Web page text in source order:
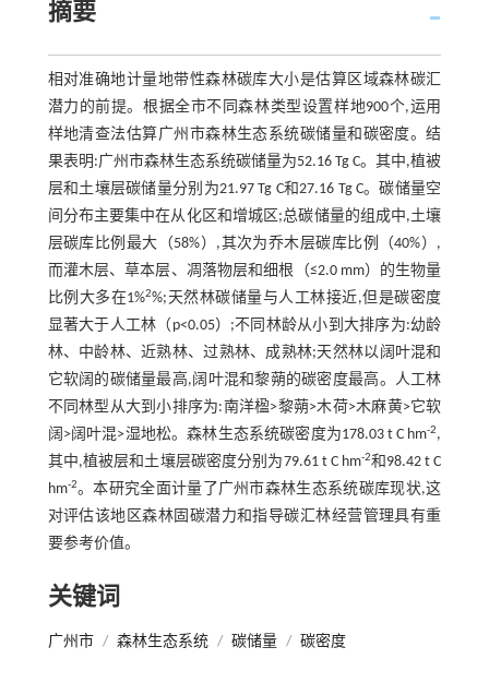
摘要
相对准确地计量地带性森林碳库大小是估算区域森林碳汇
潜力的前提。根据全市不同森林类型设置样地900个,运用
样地清查法估算广州市森林生态系统碳储量和碳密度。结
果表明:广州市森林生态系统碳储量为52.16 Tg C。其中,植被
层和土壤层碳储量分别为21.97 Tg C和27.16 Tg C。碳储量空
间分布主要集中在从化区和增城区;总碳储量的组成中,土壤
层碳库比例最大（58%）,其次为乔木层碳库比例（40%）,
而灌木层、草本层、凋落物层和细根（≤2.0 mm）的生物量
比例大多在1%2%;天然林碳储量与人工林接近,但是碳密度
显著大于人工林（p<0.05）;不同林龄从小到大排序为:幼龄
林、中龄林、近熟林、过熟林、成熟林;天然林以阔叶混和
它软阔的碳储量最高,阔叶混和黎蒴的碳密度最高。人工林
不同林型从大到小排序为:南洋楹>黎蒴>木荷>木麻黄>它软
阔>阔叶混>湿地松。森林生态系统碳密度为178.03 t C hm-2,
其中,植被层和土壤层碳密度分别为79.61 t C hm-2和98.42 t C
hm-2。本研究全面计量了广州市森林生态系统碳库现状,这
对评估该地区森林固碳潜力和指导碳汇林经营管理具有重
要参考价值。
关键词
广州市 / 森林生态系统 / 碳储量 / 碳密度